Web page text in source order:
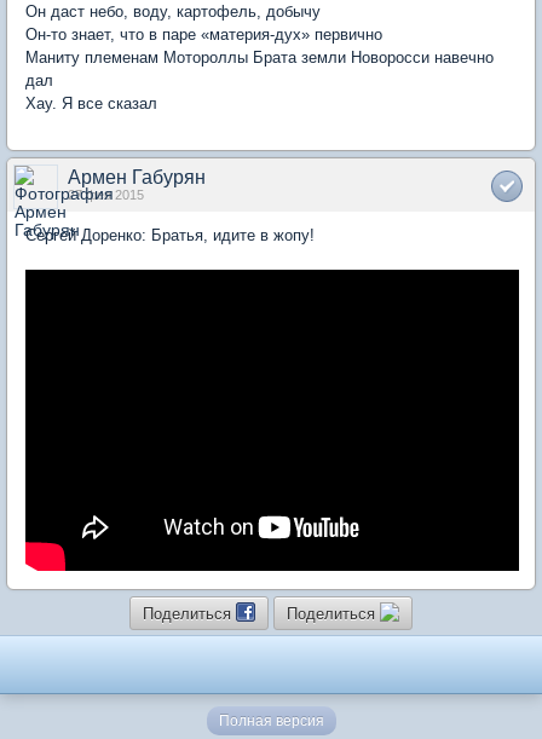
Он даст небо, воду, картофель, добычу
Он-то знает, что в паре «материя-дух» первично
Маниту племенам Мотороллы Брата земли Новоросси навечно
дал
Хау. Я все сказал
Армен Габурян
27 фев 2015
Сергей Доренко: Братья, идите в жопу!
Поделиться Поделиться
Полная версия